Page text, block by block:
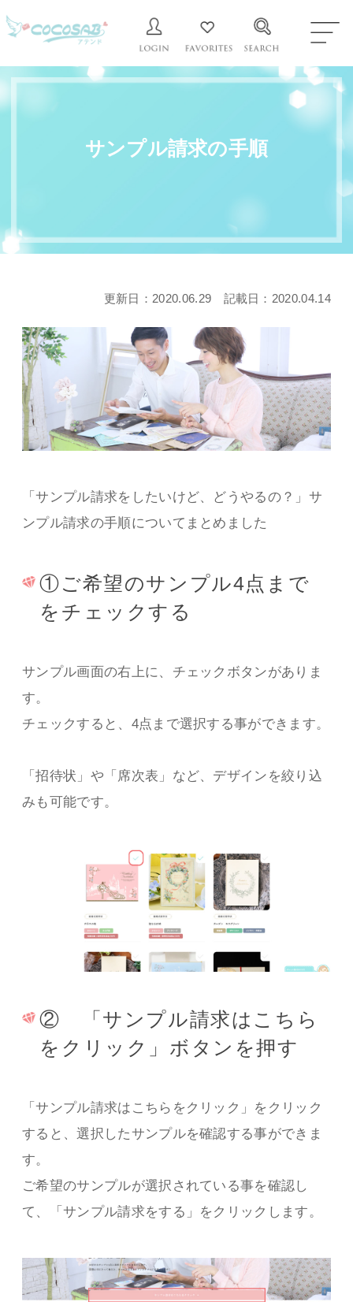
サンプル請求の手順
更新日：2020.06.29 記載日：2020.04.14
「サンプル請求をしたいけど、どうやるの？」サ
ンプル請求の手順についてまとめました
①ご希望のサンプル4点まで
をチェックする
サンプル画面の右上に、チェックボタンがありま
す。
チェックすると、4点まで選択する事ができます。
「招待状」や「席次表」など、デザインを絞り込
みも可能です。
② 「サンプル請求はこちら
をクリック」ボタンを押す
「サンプル請求はこちらをクリック」をクリック
すると、選択したサンプルを確認する事ができま
す。
ご希望のサンプルが選択されている事を確認し
て、「サンプル請求をする」をクリックします。